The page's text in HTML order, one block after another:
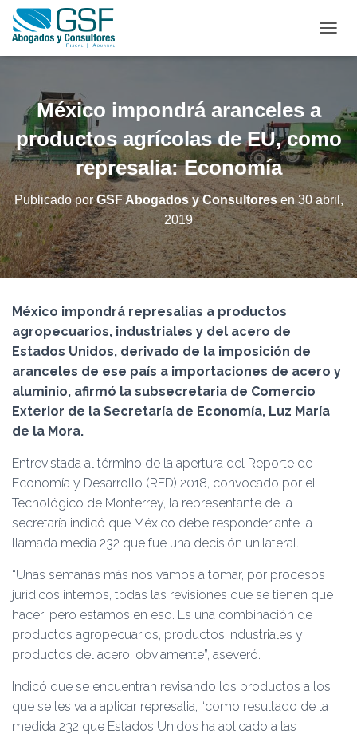
A
M
O
D
E
N
A
V
N
México impondrá aranceles a
productos agrícolas de EU, como
represalia: Economía
Publicado porGSF Abogados y Consultoresen30 abril,
2019
México impondrá represalias a productos
agropecuarios, industriales y del acero de
Estados Unidos, derivado de la imposición de
aranceles de ese país a importaciones de acero y
aluminio, afirmó la subsecretaria de Comercio
Exterior de la Secretaría de Economía, Luz María
de la Mora.
Entrevistada al término de la apertura del Reporte de
Economía y Desarrollo (RED) 2018, convocado por el
Tecnológico de Monterrey, la representante de la
secretaría indicó que México debe responder ante la
llamada media 232 que fue una decisión unilateral.
“Unas semanas más nos vamos a tomar, por procesos
jurídicos internos, todas las revisiones que se tienen que
hacer; pero estamos en eso. Es una combinación de
productos agropecuarios, productos industriales y
productos del acero, obviamente”, aseveró.
Indicó que se encuentran revisando los productos a los
que se les va a aplicar represalia, “como resultado de la
medida 232 que Estados Unidos ha aplicado a las